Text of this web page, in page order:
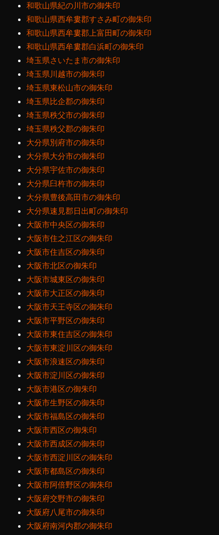
和歌山県紀の川市の御朱印
和歌山県西牟婁郡すさみ町の御朱印
和歌山県西牟婁郡上富田町の御朱印
和歌山県西牟婁郡白浜町の御朱印
埼玉県さいたま市の御朱印
埼玉県川越市の御朱印
埼玉県東松山市の御朱印
埼玉県比企郡の御朱印
埼玉県秩父市の御朱印
埼玉県秩父郡の御朱印
大分県別府市の御朱印
大分県大分市の御朱印
大分県宇佐市の御朱印
大分県臼杵市の御朱印
大分県豊後高田市の御朱印
大分県速見郡日出町の御朱印
大阪市中央区の御朱印
大阪市住之江区の御朱印
大阪市住吉区の御朱印
大阪市北区の御朱印
大阪市城東区の御朱印
大阪市大正区の御朱印
大阪市天王寺区の御朱印
大阪市平野区の御朱印
大阪市東住吉区の御朱印
大阪市東淀川区の御朱印
大阪市浪速区の御朱印
大阪市淀川区の御朱印
大阪市港区の御朱印
大阪市生野区の御朱印
大阪市福島区の御朱印
大阪市西区の御朱印
大阪市西成区の御朱印
大阪市西淀川区の御朱印
大阪市都島区の御朱印
大阪市阿倍野区の御朱印
大阪府交野市の御朱印
大阪府八尾市の御朱印
大阪府南河内郡の御朱印